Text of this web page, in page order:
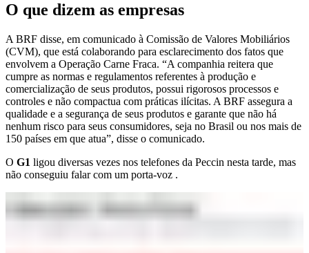
O que dizem as empresas
A BRF disse, em comunicado à Comissão de Valores Mobiliários
(CVM), que está colaborando para esclarecimento dos fatos que
envolvem a Operação Carne Fraca. “A companhia reitera que
cumpre as normas e regulamentos referentes à produção e
comercialização de seus produtos, possui rigorosos processos e
controles e não compactua com práticas ilícitas. A BRF assegura a
qualidade e a segurança de seus produtos e garante que não há
nenhum risco para seus consumidores, seja no Brasil ou nos mais de
150 países em que atua”, disse o comunicado.
O G1 ligou diversas vezes nos telefones da Peccin nesta tarde, mas
não conseguiu falar com um porta-voz .